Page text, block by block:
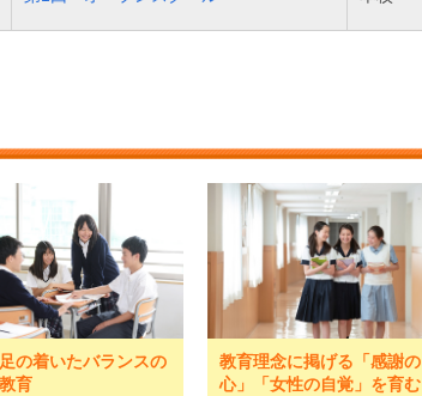
の着いたバランスの
育
教育理念に掲げる「感謝の
心」「女性の自覚」を育む